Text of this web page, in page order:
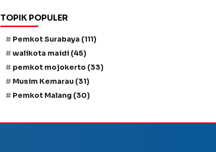
TOPIK POPULER
Pemkot Surabaya (111)
walikota maidi (45)
pemkot mojokerto (33)
Musim Kemarau (31)
Pemkot Malang (30)